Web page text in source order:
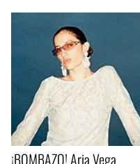
¡BOMBAZO! Aria Vega